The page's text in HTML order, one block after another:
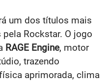
um dos títulos mais
Rockstar. O jogo
RAGE Engine, motor
trazendo
aprimorada, clima